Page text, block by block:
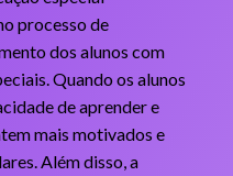
processo de
dos alunos com
Quando os alunos
de aprender e
mais motivados e
Além disso, a